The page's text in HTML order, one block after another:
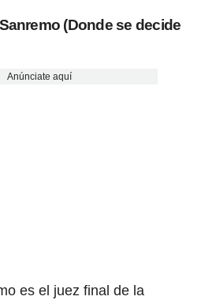
(Donde se decide
Anúnciate aquí
es el juez final de la